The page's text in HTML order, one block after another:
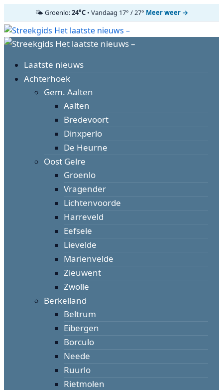
🌤️ Groenlo:24°C• Vandaag 17° / 27° Meer weer →
Ga
naar
inhoud
Primair
Laatste nieuws
Achterhoek
Gem. Aalten
Aalten
Bredevoort
Dinxperlo
De Heurne
Oost Gelre
Groenlo
Vragender
Lichtenvoorde
Harreveld
Eefsele
Lievelde
Marienvelde
Zieuwent
Zwolle
Berkelland
Beltrum
Eibergen
Borculo
Neede
Ruurlo
Rietmolen